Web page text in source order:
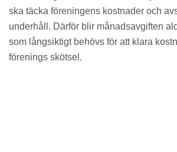
ska täcka föreningens kostnader och
underhåll. Därför blir månadsavgiften
som långsiktigt behövs för att klara
förenings skötsel.